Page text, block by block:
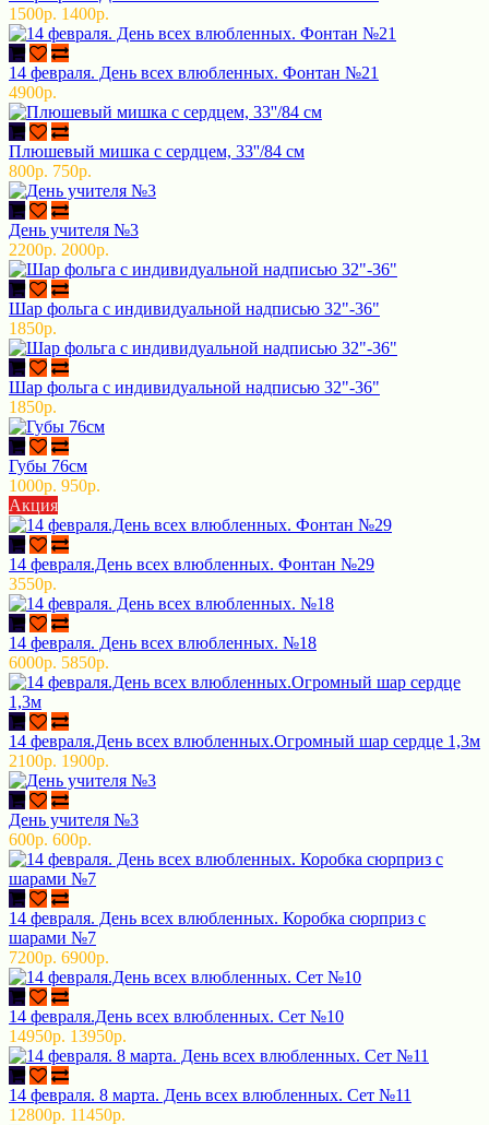
1500р. 1400р.
14 февраля. День всех влюбленных. Фонтан №21
4900р.
Плюшевый мишка с сердцем, 33''/84 см
800р. 750р.
День учителя №3
2200р. 2000р.
Шар фольга с индивидуальной надписью 32"-36"
1850р.
Шар фольга с индивидуальной надписью 32"-36"
1850р.
Губы 76см
1000р. 950р.
Акция
14 февраля.День всех влюбленных. Фонтан №29
3550р.
14 февраля. День всех влюбленных. №18
6000р. 5850р.
14 февраля.День всех влюбленных.Огромный шар сердце 1,3м
2100р. 1900р.
День учителя №3
600р. 600р.
14 февраля. День всех влюбленных. Коробка сюрприз с
шарами №7
7200р. 6900р.
14 февраля.День всех влюбленных. Сет №10
14950р. 13950р.
14 февраля. 8 марта. День всех влюбленных. Сет №11
12800р. 11450р.